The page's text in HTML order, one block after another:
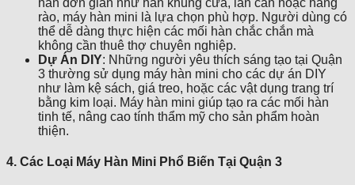
hàn đơn giản như hàn khung cửa, lan can hoặc hàng
rào, máy hàn mini là lựa chọn phù hợp. Người dùng có
thể dễ dàng thực hiện các mối hàn chắc chắn mà
không cần thuê thợ chuyên nghiệp.
Dự Án DIY: Những người yêu thích sáng tạo tại Quận
3 thường sử dụng máy hàn mini cho các dự án DIY
như làm kệ sách, giá treo, hoặc các vật dụng trang trí
bằng kim loại. Máy hàn mini giúp tạo ra các mối hàn
tinh tế, nâng cao tính thẩm mỹ cho sản phẩm hoàn
thiện.
4. Các Loại Máy Hàn Mini Phổ Biến Tại Quận 3